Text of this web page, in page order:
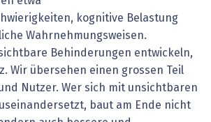
kognitive Belastung
Wahrnehmungsweisen.
Behinderungen entwickeln,
Wir übersehen einen grossen Teil
Nutzer. Wer sich mit unsichtbaren
baut am Ende nicht